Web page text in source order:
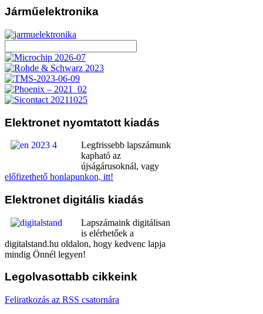
Járműelektronika
Elektronet nyomtatott kiadás
Legfrissebb lapszámunk
kapható az
újságárusoknál, vagy
előfizethető honlapunkon, itt!
Elektronet digitális kiadás
Lapszámaink digitálisan
is elérhetőek a
digitalstand.hu oldalon, hogy kedvenc lapja
mindig Önnél legyen!
Legolvasottabb cikkeink
Feliratkozás az RSS csatornára